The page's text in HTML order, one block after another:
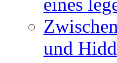
eines
und